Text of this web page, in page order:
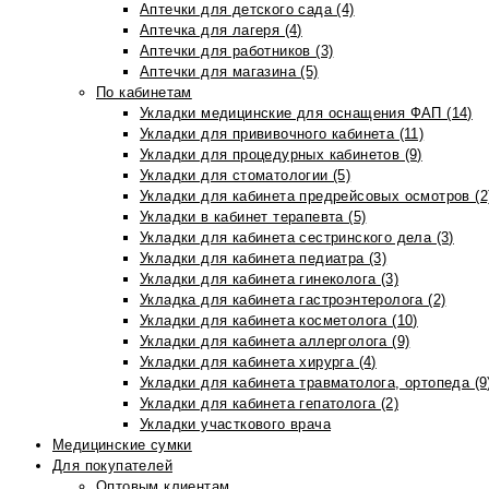
Аптечки для детского сада (4)
Аптечка для лагеря (4)
Аптечки для работников (3)
Аптечки для магазина (5)
По кабинетам
Укладки медицинские для оснащения ФАП (14)
Укладки для прививочного кабинета (11)
Укладки для процедурных кабинетов (9)
Укладки для стоматологии (5)
Укладки для кабинета предрейсовых осмотров
Укладки в кабинет терапевта (5)
Укладки для кабинета сестринского дела (3)
Укладки для кабинета педиатра (3)
Укладки для кабинета гинеколога (3)
Укладка для кабинета гастроэнтеролога (2)
Укладки для кабинета косметолога (10)
Укладки для кабинета аллерголога (9)
Укладки для кабинета хирурга (4)
Укладки для кабинета травматолога, ортопеда
Укладки для кабинета гепатолога (2)
Укладки участкового врача
Медицинские сумки
Для покупателей